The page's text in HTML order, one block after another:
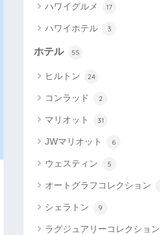
ハワイグルメ 17
ハワイホテル 3
ホテル 55
ヒルトン 24
コンラッド 2
マリオット 31
JWマリオット 6
ウェスティン 5
オートグラフコレクション
シェラトン 9
ラグジュアリーコレクション